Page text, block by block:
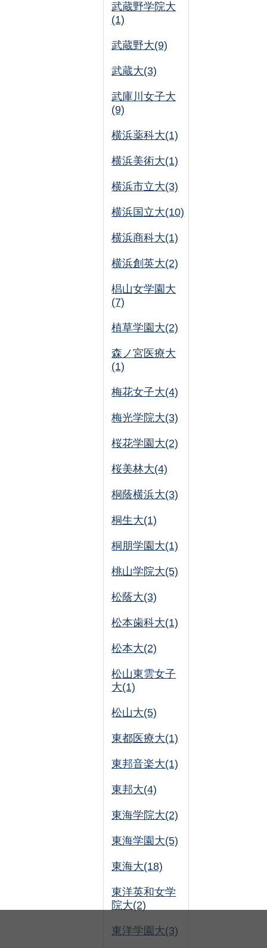
武蔵野学院大
(1)
武蔵野大(9)
武蔵大(3)
武庫川女子大
(9)
横浜薬科大(1)
横浜美術大(1)
横浜市立大(3)
横浜国立大(10)
横浜商科大(1)
横浜創英大(2)
椙山女学園大
(7)
植草学園大(2)
森ノ宮医療大
(1)
梅花女子大(4)
梅光学院大(3)
桜花学園大(2)
桜美林大(4)
桐蔭横浜大(3)
桐生大(1)
桐朋学園大(1)
桃山学院大(5)
松蔭大(3)
松本歯科大(1)
松本大(2)
松山東雲女子
大(1)
松山大(5)
東都医療大(1)
東邦音楽大(1)
東邦大(4)
東海学院大(2)
東海学園大(5)
東海大(18)
東洋英和女学
院大(2)
東洋学園大(3)